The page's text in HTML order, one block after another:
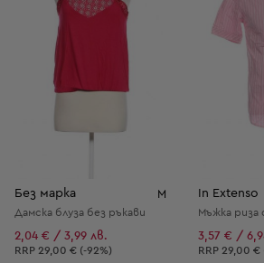
Без марка M
Дамска блуза без ръкави
2,04 € / 3,99 лв.
Препоръчителна цена:
RRP 29,00 € (-92%)
In Extenso
Мъжка риза
3,57 € /
RRP 29,00 €